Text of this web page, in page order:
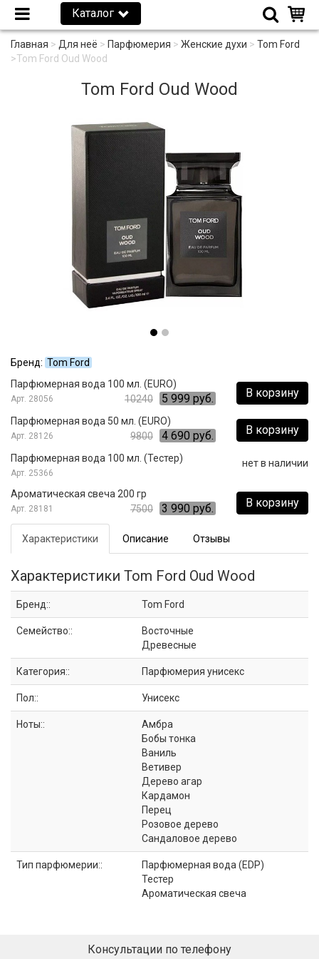
Каталог
Главная > Для неё > Парфюмерия > Женские духи > Tom Ford
>Tom Ford Oud Wood
Tom Ford Oud Wood
Бренд: Tom Ford
В корзину
Парфюмерная вода 100 мл. (EURO)
28056 10240 5 999 руб.
В корзину
Парфюмерная вода 50 мл. (EURO)
28126 9800 4 690 руб.
нет в наличии
Парфюмерная вода 100 мл. (Тестер)
25366
В корзину
Ароматическая свеча 200 гр
28181 7500 3 990 руб.
Характеристики Описание Отзывы
Характеристики Tom Ford Oud Wood
Бренд:: Tom Ford
Семейство::
Восточные
Древесные
Категория:: Парфюмерия унисекс
Пол:: Унисекс
Ноты::
Амбра
Бобы тонка
Ваниль
Ветивер
Дерево агар
Кардамон
Перец
Розовое дерево
Сандаловое дерево
Тип парфюмерии::
Парфюмерная вода (EDP)
Тестер
Ароматическая свеча
Консультации по телефону